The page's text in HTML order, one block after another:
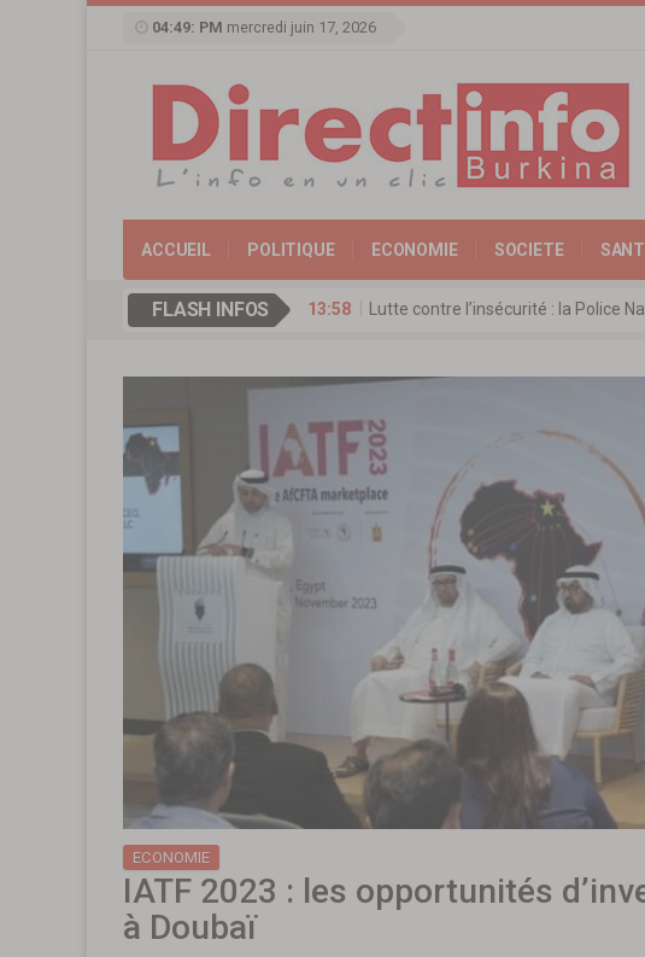
04:49: PM mercredi juin 17, 2026
ACCUEIL POLITIQUE ECONOMIE SOCIETE
FLASH INFOS 13:58
Lutte contre l’insécurité : la Police
13:09
Réserve militaire au Burkina Faso :
Mémorial Thomas-Sankara: les
ECONOMIE
IATF 2023 : les opportunités
à Doubaï